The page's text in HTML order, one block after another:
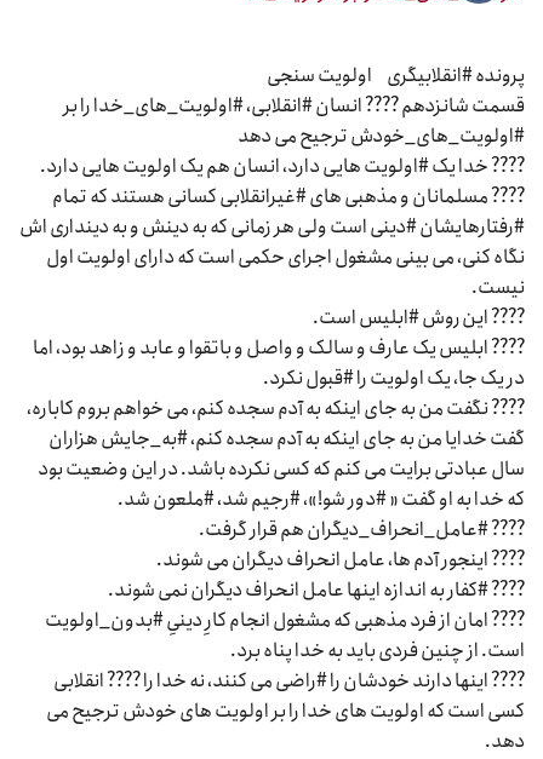
پرونده #انقلابیگری اولویت سنجی
قسمت شانزدهم ???? انسان #انقلابی، #اولویت_های_خدا را بر
#اولویت_های_خودش ترجیح می دهد
???? خدا یک #اولویت هایی دارد، انسان هم یک اولویت هایی دارد.
???? مسلمانان و مذهبی های #غیرانقلابی کسانی هستند که تمام
#رفتارهایشان #دینی است ولی هر زمانی که به دینش و به دینداری اش
نگاه کنی، می بینی مشغول اجرای حکمی است که دارای اولویت اول
نیست.
???? این روش #ابلیس است.
???? ابلیس یک عارف و سالک و واصل و باتقوا و عابد و زاهد بود، اما
در یک جا، یک اولویت را #قبول نکرد.
???? نگفت من به جای اینکه به آدم سجده کنم، می خواهم بروم کاباره،
گفت خدایا من به جای اینکه به آدم سجده کنم، #به_جایش هزاران
سال عبادتی برایت می کنم که کسی نکرده باشد. در این وضعیت بود
که خدا به او گفت « #دور شو!»، #رجیم شد، #ملعون شد.
???? #عامل_انحراف_دیگران هم قرار گرفت.
???? اینجور آدم ها، عامل انحراف دیگران می شوند.
???? #کفار به اندازه اینها عامل انحراف دیگران نمی شوند.
???? امان از فرد مذهبی که مشغول انجام کارِ دینیِ #بدون_اولویت
است. از چنین فردی باید به خدا پناه برد.
???? اینها دارند خودشان را #راضی می کنند، نه خدا را ???? انقلابی
کسی است که اولویت های خدا را بر اولویت های خودش ترجیح می
دهد.